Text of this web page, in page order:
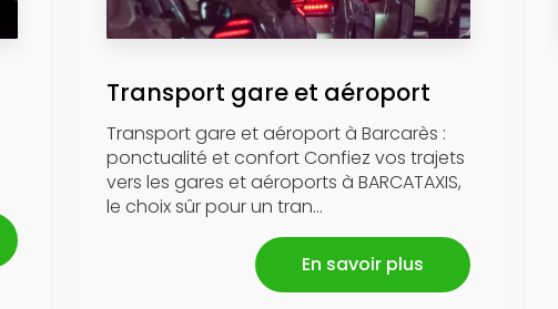
Transport gare et aéroport
Transport gare et aéroport à Barcarès :
ponctualité et confort Confiez vos trajets
vers les gares et aéroports à BARCATAXIS,
le choix sûr pour un tran...
En savoir plus